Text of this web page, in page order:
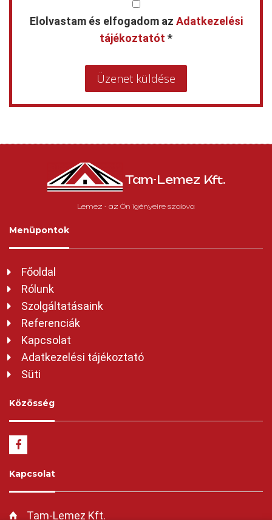
Elolvastam és elfogadom az Adatkezelési
tájékoztatót *
Üzenet küldése
Tam-Lemez Kft.
Lemez - az Ön igényeire szabva
Menüpontok
Főoldal
Rólunk
Szolgáltatásaink
Referenciák
Kapcsolat
Adatkezelési tájékoztató
Süti
Közösség
Kapcsolat
Tam-Lemez Kft.